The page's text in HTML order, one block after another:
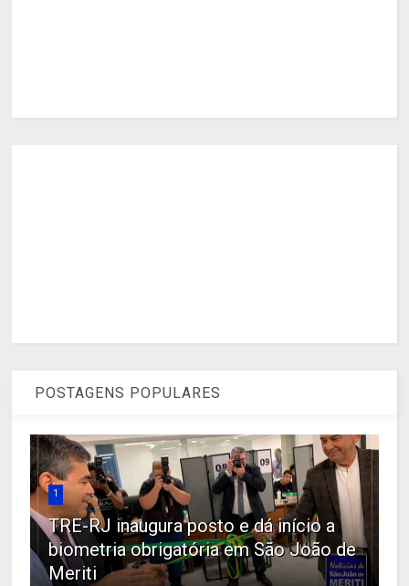
POSTAGENS POPULARES
1
TRE-RJ inaugura posto e dá início a
biometria obrigatória em São João de
Meriti